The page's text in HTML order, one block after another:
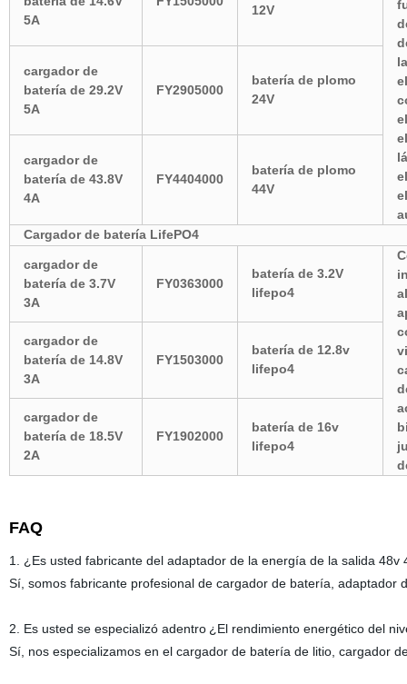
5A
12V
cargador de
batería de 29.2V
5A
FY2905000
batería de plomo
24V
cargador de
batería de 43.8V
4A
FY4404000
batería de plomo
44V
Cargador de batería LifePO4
cargador de
batería de 3.7V
3A
FY0363000
batería de 3.2V
lifepo4
cargador de
batería de 14.8V
3A
FY1503000
batería de 12.8v
lifepo4
cargador de
batería de 18.5V
2A
FY1902000
batería de 16v
lifepo4
FAQ
1. ¿Es usted fabricante del adaptador de la energía de la salida
Sí, somos fabricante profesional de cargador de batería, adaptador
2. Es usted se especializó adentro ¿El rendimiento energético del
Sí, nos especializamos en el cargador de batería de litio, cargador